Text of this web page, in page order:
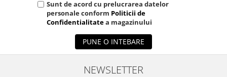
Sunt de acord cu prelucrarea datelor
personale conform Politicii de
Confidentialitatea magazinului
PUNE O INTEBARE
NEWSLETTER